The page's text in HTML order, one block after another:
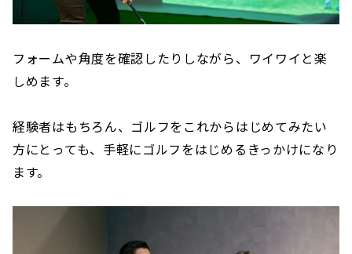
フォームや角度を確認したりしながら、ワイワイと楽
しめます。
経験者はもちろん、ゴルフをこれからはじめてみたい
方にとっても、手軽にゴルフをはじめるきっかけになり
ます。